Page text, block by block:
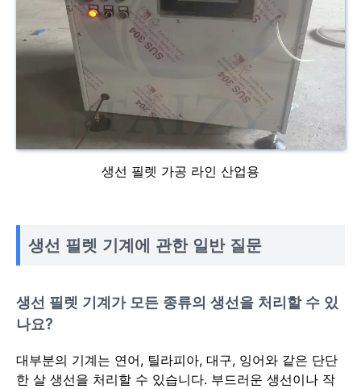
생선 필렛 가공 라인 산업용
생선 필렛 기계에 관한 일반 질문
생선 필렛 기계가 모든 종류의 생선을 처리할 수 있
나요?
대부분의 기계는 연어, 틸라피아, 대구, 잉어와 같은 단단
한 살 생선을 처리할 수 있습니다. 부드러운 생선이나 작